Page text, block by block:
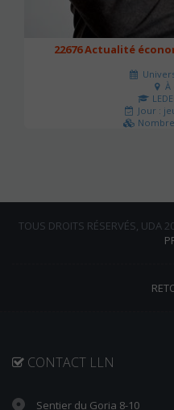
22676 Actualité
À
Jour :
TOUS DROITS RÉSERVÉS, UDA
CONTACT LLN
Sentier du Goria 8-10